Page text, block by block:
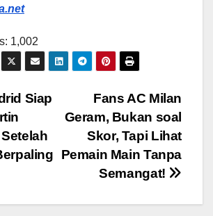
1,002
Fans AC Milan
Geram, Bukan soal
Skor, Tapi Lihat
Pemain Main Tanpa
Semangat!
Siap